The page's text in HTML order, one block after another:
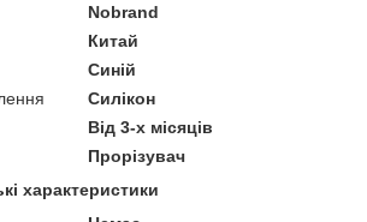
Nobrand
Китай
Синій
Силікон
Від 3-х місяців
Прорізувач
характеристики